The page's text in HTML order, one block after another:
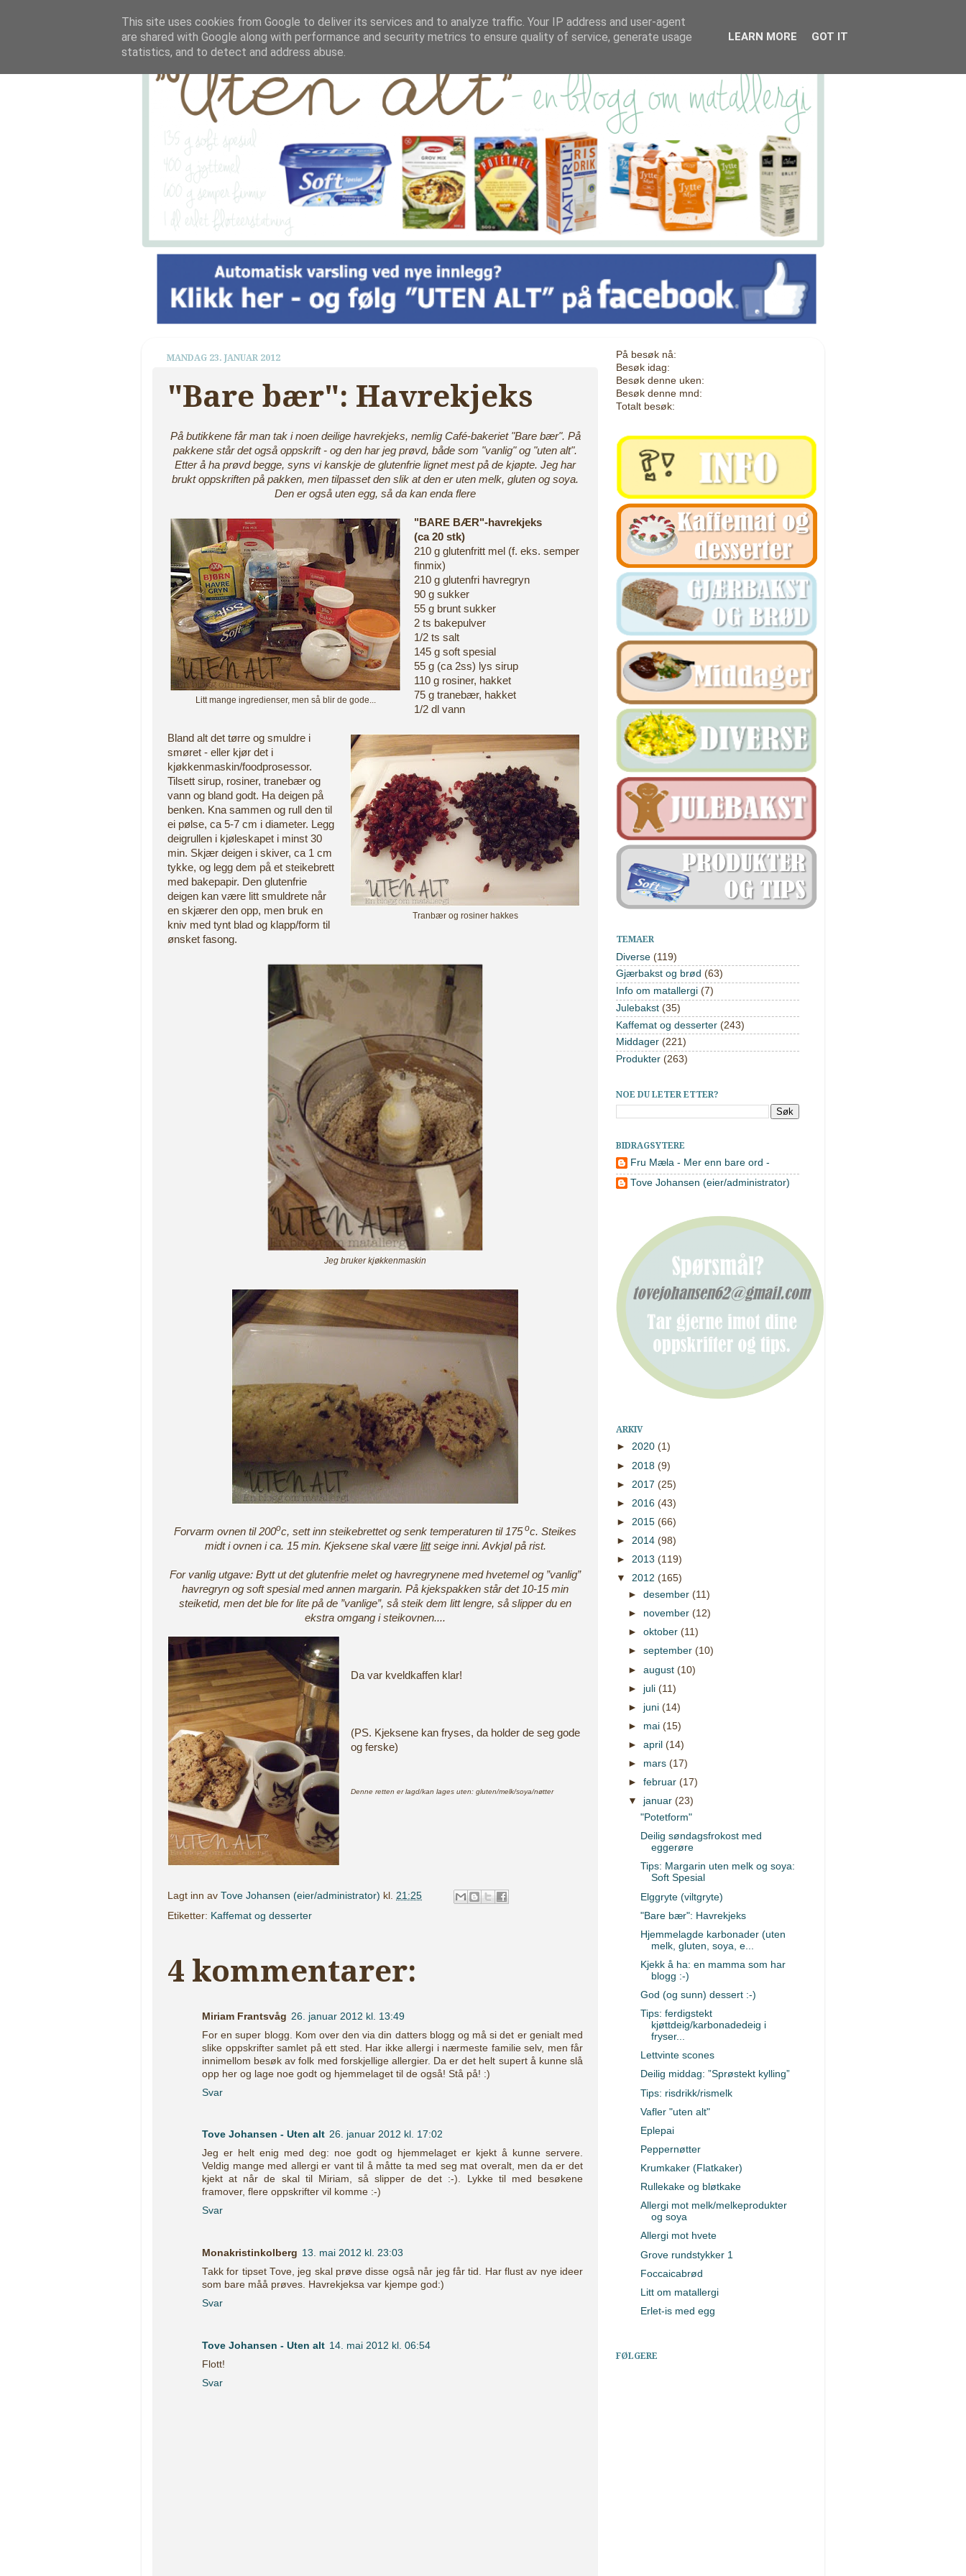
MANDAG 23. JANUAR 2012
"Bare bær": Havrekjeks
På butikkene får man tak i noen deilige havrekjeks, nemlig Café-bakeriet "Bare bær". På
pakkene står det også oppskrift - og den har jeg prøvd, både som "vanlig" og "uten alt".
Etter å ha prøvd begge, syns vi kanskje de glutenfrie lignet mest på de kjøpte. Jeg har
brukt oppskriften på pakken, men tilpasset den slik at den er uten melk, gluten og soya.
Den er også uten egg, så da kan enda flere
Litt mange ingredienser, men så blir de gode...
"BARE BÆR"-havrekjeks
(ca 20 stk)
210 g glutenfritt mel (f. eks. semper
finmix)
210 g glutenfri havregryn
90 g sukker
55 g brunt sukker
2 ts bakepulver
1/2 ts salt
145 g soft spesial
55 g (ca 2ss) lys sirup
110 g rosiner, hakket
75 g tranebær, hakket
1/2 dl vann
Tranbær og rosiner hakkes
Bland alt det tørre og smuldre i
smøret - eller kjør det i
kjøkkenmaskin/foodprosessor.
Tilsett sirup, rosiner, tranebær og
vann og bland godt. Ha deigen på
benken. Kna sammen og rull den til
ei pølse, ca 5-7 cm i diameter. Legg
deigrullen i kjøleskapet i minst 30
min. Skjær deigen i skiver, ca 1 cm
tykke, og legg dem på et steikebrett
med bakepapir. Den glutenfrie
deigen kan være litt smuldrete når
en skjærer den opp, men bruk en
kniv med tynt blad og klapp/form til
ønsket fasong.
Jeg bruker kjøkkenmaskin
Forvarm ovnen til 200oc, sett inn steikebrettet og senk temperaturen til 175oc. Steikes
midt i ovnen i ca. 15 min. Kjeksene skal være littseige inni. Avkjøl på rist.
For vanlig utgave: Bytt ut det glutenfrie melet og havregrynene med hvetemel og ”vanlig”
havregryn og soft spesial med annen margarin. På kjekspakken står det 10-15 min
steiketid, men det ble for lite på de ”vanlige”, så steik dem litt lengre, så slipper du en
ekstra omgang i steikovnen....
Da var kveldkaffen klar!
(PS. Kjeksene kan fryses, da holder de seg gode
og ferske)
Denne retten er lagd/kan lages uten: gluten/melk/soya/nøtter
Lagt inn av Tove Johansen (eier/administrator) kl. 21:25
Etiketter: Kaffemat og desserter
4 kommentarer:
Miriam Frantsvåg 26. januar 2012 kl. 13:49
For en super blogg. Kom over den via din datters blogg og må si det er genialt med
slike oppskrifter samlet på ett sted. Har ikke allergi i nærmeste familie selv, men får
innimellom besøk av folk med forskjellige allergier. Da er det helt supert å kunne slå
opp her og lage noe godt og hjemmelaget til de også! Stå på! :)
Svar
Tove Johansen - Uten alt 26. januar 2012 kl. 17:02
Jeg er helt enig med deg: noe godt og hjemmelaget er kjekt å kunne servere.
Veldig mange med allergi er vant til å måtte ta med seg mat overalt, men da er det
kjekt at når de skal til Miriam, så slipper de det :-). Lykke til med besøkene
framover, flere oppskrifter vil komme :-)
Svar
Monakristinkolberg 13. mai 2012 kl. 23:03
Takk for tipset Tove, jeg skal prøve disse også når jeg får tid. Har flust av nye ideer
som bare måå prøves. Havrekjeksa var kjempe god:)
Svar
Tove Johansen - Uten alt 14. mai 2012 kl. 06:54
Flott!
Svar
På besøk nå:
Besøk idag:
Besøk denne uken:
Besøk denne mnd:
Totalt besøk:
TEMAER
Diverse (119)
Gjærbakst og brød (63)
Info om matallergi (7)
Julebakst (35)
Kaffemat og desserter (243)
Middager (221)
Produkter (263)
NOE DU LETER ETTER?
BIDRAGSYTERE
Fru Mæla - Mer enn bare ord -
Tove Johansen (eier/administrator)
ARKIV
► 2020 (1)
► 2018 (9)
► 2017 (25)
► 2016 (43)
► 2015 (66)
► 2014 (98)
► 2013 (119)
▼ 2012 (165)
►desember(11)
► november(12)
►oktober(11)
►september(10)
►august(10)
► juli(11)
► juni(14)
► mai(15)
►april(14)
► mars(17)
►februar(17)
▼ januar(23)
"Potetform"
Deilig søndagsfrokost med
eggerøre
Tips: Margarin uten melk og soya:
Soft Spesial
Elggryte (viltgryte)
"Bare bær": Havrekjeks
Hjemmelagde karbonader (uten
melk, gluten, soya, e...
Kjekk å ha: en mamma som har
blogg :-)
God (og sunn) dessert :-)
Tips: ferdigstekt
kjøttdeig/karbonadedeig i
fryser...
Lettvinte scones
Deilig middag: ”Sprøstekt kylling”
Tips: risdrikk/rismelk
Vafler "uten alt"
Eplepai
Peppernøtter
Krumkaker (Flatkaker)
Rullekake og bløtkake
Allergi mot melk/melkeprodukter
og soya
Allergi mot hvete
Grove rundstykker 1
Foccaicabrød
Litt om matallergi
Erlet-is med egg
FØLGERE
This site uses cookies from Google to deliver its services and to analyze traffic. Your IP address and user-agent
are shared with Google along with performance and security metrics to ensure quality of service, generate usage
statistics, and to detect and address abuse.
LEARN MORE GOT IT